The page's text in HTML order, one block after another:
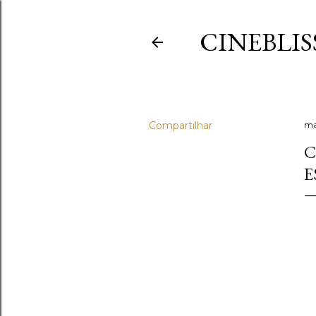
Compartilhar